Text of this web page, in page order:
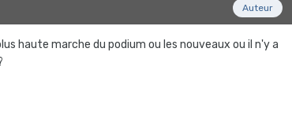
Auteur
haute marche du podium ou les nouveaux ou il n'y a